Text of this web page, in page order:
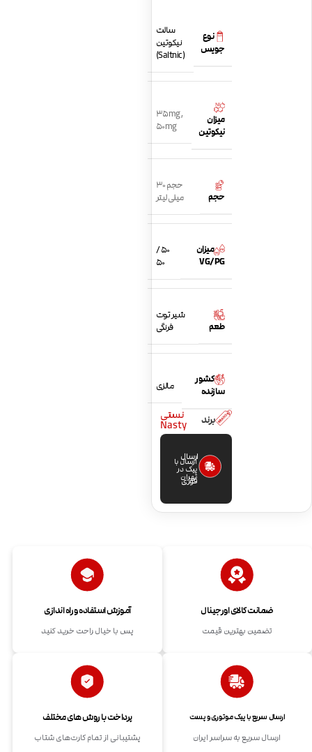
نوع
جویس
سالت
نیکوتین
(Saltnic)
میزان
نیکوتین
35mg,
50mg
حجم
حجم 30
میلی لیتر
میزان
VG/PG
50 /
50
طعم
شیر توت
فرنگی
کشور
سازنده
مالزی
برند نستی
Nasty
ارسال
فوری
ارسال با
پیک در
تهران
ضمانت کالای اورجینال
تضمین بهترین قیمت
آموزش استفاده و راه اندازی
پس با خیال راحت خرید کنید
ارسال سریع با پیک موتوری و پست
ارسال سریع به سراسر ایران
پرداخت با روش های مختلف
پشتیبانی از تمام کارت‌های شتاب